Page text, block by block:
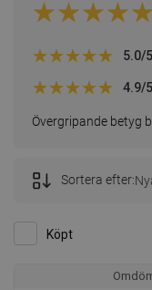
Övergripande betyg
5.0/5
4.9/5
Köpt
Sortera efter: